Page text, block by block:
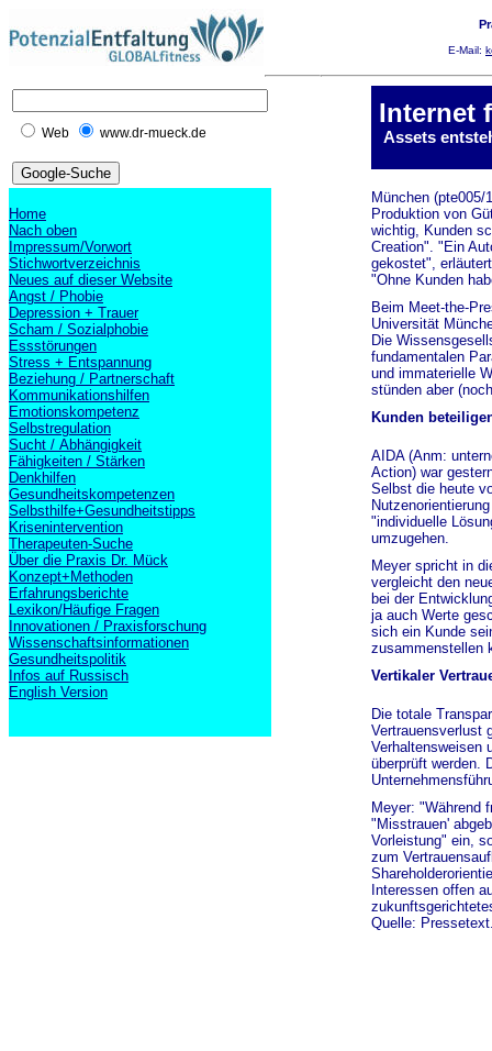
E-Mail:
Web www.dr-mueck.de
Home
Nach oben
Impressum/Vorwort
Stichwortverzeichnis
Neues auf dieser Website
Angst / Phobie
Depression + Trauer
Scham / Sozialphobie
Essstörungen
Stress + Entspannung
Beziehung / Partnerschaft
Kommunikationshilfen
Emotionskompetenz
Selbstregulation
Sucht / Abhängigkeit
Fähigkeiten / Stärken
Denkhilfen
Gesundheitskompetenzen
Selbsthilfe+Gesundheitstipps
Krisenintervention
Therapeuten-Suche
Über die Praxis Dr. Mück
Konzept+Methoden
Erfahrungsberichte
Lexikon/Häufige Fragen
Innovationen / Praxisforschung
Wissenschaftsinformationen
Gesundheitspolitik
Infos auf Russisch
English Version
Internet
Assets
München
Produktion von
wichtig, Kunden
Creation". "Ein
gekostet",
"Ohne Kunden
Beim Meet-the-
Universität
Die
fundamentalen
und immaterielle
stünden aber
Kunden
AIDA (Anm:
Action) war
Selbst die heute
"individuelle
umzugehen.
Meyer spricht in
vergleicht den
bei der
ja auch Werte
sich ein Kunde
zusammenstellen
Vertikaler
Die totale
Vertrauensverlust
Verhaltensweisen
überprüft werden.
Meyer: "Während
"Misstrauen'
Vorleistung" ein,
zum
Interessen offen
Quelle: